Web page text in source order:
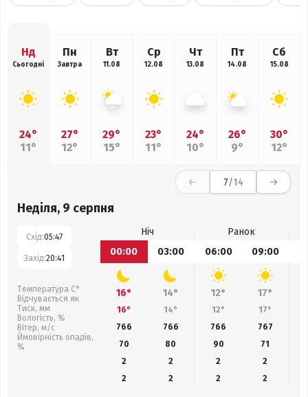
Нд
Сьогодні
24°
11°
Пн
Завтра
27°
12°
Вт
11.08
29°
15°
Ср
12.08
23°
11°
Чт
13.08
24°
10°
Пт
14.08
26°
9°
Сб
15.08
30°
12°
7/14
Неділя, 9 серпня
Схід:05:47
Захід:20:41
Температура С°
Відчувається як
Тиск, мм
Вологість, %
Вітер, м/с
Ймовірність опадів,
%
Ніч
Ранок
00:00
03:00 06:00 09:00
16° 14° 12° 17°
16° 14° 12° 17°
766
766 766 767
70
80 90 71
2
2 2
2
2
2 2 2